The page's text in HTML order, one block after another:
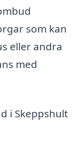
som kan
eller andra
med
i Skeppshult